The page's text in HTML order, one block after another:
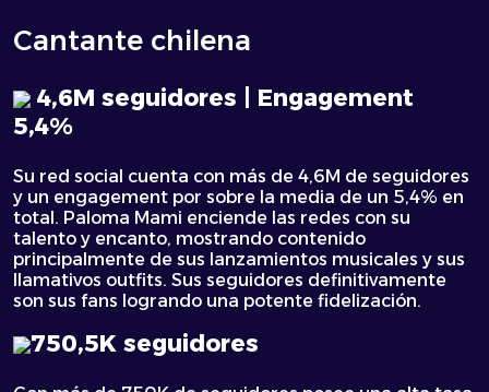
Cantante chilena
4,6M seguidores | Engagement
5,4%
Su red social cuenta con más de 4,6M de seguidores
y un engagement por sobre la media de un 5,4% en
total. Paloma Mami enciende las redes con su
talento y encanto, mostrando contenido
principalmente de sus lanzamientos musicales y sus
llamativos outfits. Sus seguidores definitivamente
son sus fans logrando una potente fidelización.
750,5K seguidores